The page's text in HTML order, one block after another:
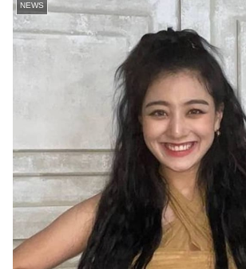
NEWS